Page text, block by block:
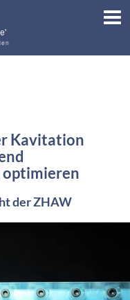
Kavitation
optimieren
der ZHAW